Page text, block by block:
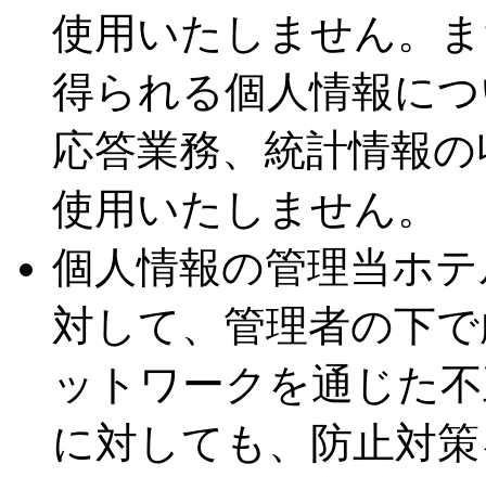
使用いたしません。
得られる個人情報に
応答業務、統計情報
使用いたしません。
個人情報の管理当ホ
対して、管理者の下
ットワークを通じた
に対しても、防止対